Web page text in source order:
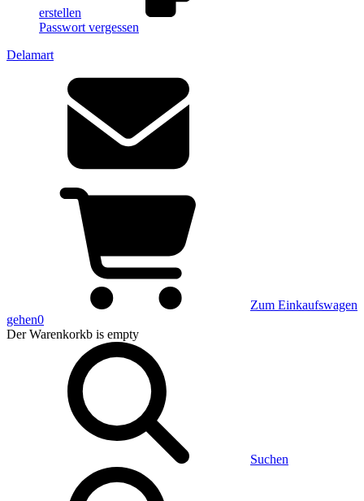
erstellen
Passwort vergessen
Delamart
Zum Einkaufswagen
gehen0
Der Warenkorkb is empty
Suchen